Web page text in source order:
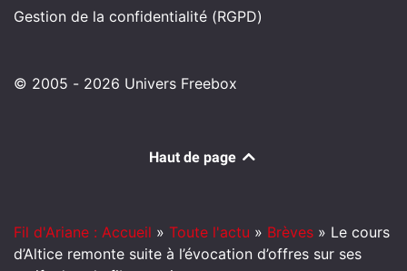
Gestion de la confidentialité (RGPD)
© 2005 - 2026 Univers Freebox
Haut de page
Fil d'Ariane : Accueil » Toute l'actu » Brèves » Le cours
d’Altice remonte suite à l’évocation d’offres sur ses